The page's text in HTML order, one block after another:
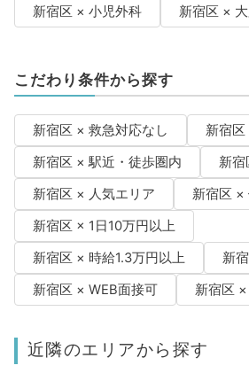
新宿区 × 小児外科
新宿区 ×
こだわり条件から探す
新宿区 × 救急対応なし
新宿
新宿区 × 駅近・徒歩圏内
新宿
新宿区 × 人気エリア
新宿区 ×
新宿区 × 1日10万円以上
新宿区 × 時給1.3万円以上
新
新宿区 × WEB面接可
新宿区
近隣のエリアから探す